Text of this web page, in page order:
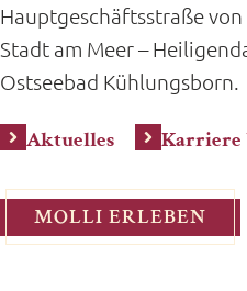
Hauptgeschäftsstraße
Stadt am Meer –
Ostseebad Kühlungsborn.
Aktuelles Karriere
MOLLI ERLEBEN